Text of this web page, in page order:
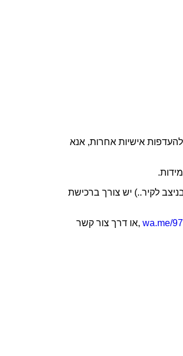
אישיות אחרות, אנא
לקיר..) יש צורך ברכישת
wa.me/ ,או דרך צור קשר